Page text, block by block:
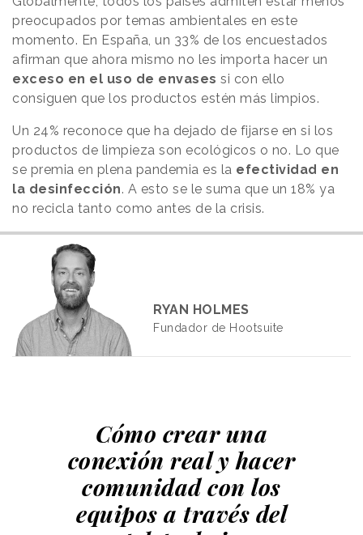
preocupados por temas ambientales en este
momento. En España, un 33% de los encuestados
afirman que ahora mismo no les importa hacer un
exceso en el uso de envases si con ello
consiguen que los productos estén más limpios.
Un 24% reconoce que ha dejado de fijarse en si los
productos de limpieza son ecológicos o no. Lo que
se premia en plena pandemia es la efectividad en
la desinfección. A esto se le suma que un 18% ya
no recicla tanto como antes de la crisis.
Fundador de Hootsuite
RYAN HOLMES
Cómo crear una
conexión real y hacer
comunidad con los
equipos a través del